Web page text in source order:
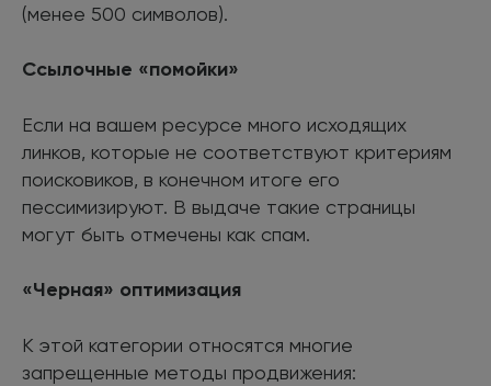
(менее 500 символов).
Ссылочные «помойки»
Если на вашем ресурсе много исходящих
линков, которые не соответствуют критериям
поисковиков, в конечном итоге его
пессимизируют. В выдаче такие страницы
могут быть отмечены как спам.
«Черная» оптимизация
К этой категории относятся многие
запрещенные методы продвижения: